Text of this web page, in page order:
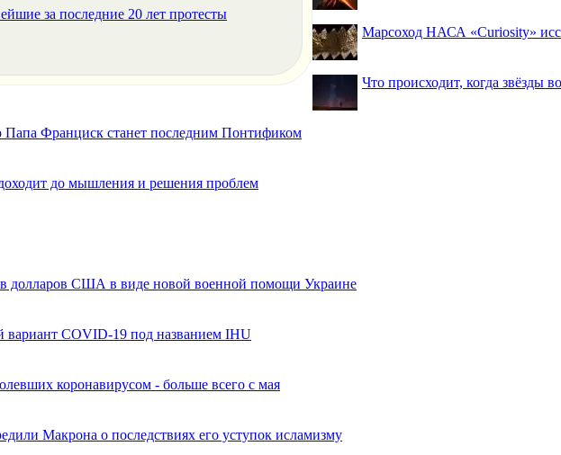
за последние 20 лет протесты
Марсоход НАСА «Curiosity»
Что происходит, когда звёзды
Папа Франциск станет последним Понтификом
доходит до мышления и решения проблем
долларов США в виде новой военной помощи Украине
COVID-19 под названием IHU
коронавирусом - больше всего с мая
Макрона о последствиях его уступок исламизму